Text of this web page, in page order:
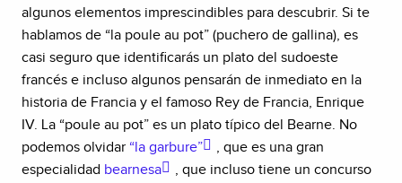
algunos elementos imprescindibles para descubrir. Si te
hablamos de “la poule au pot” (puchero de gallina), es
casi seguro que identificarás un plato del sudoeste
francés e incluso algunos pensarán de inmediato en la
historia de Francia y el famoso Rey de Francia, Enrique
IV. La “poule au pot” es un plato típico del Bearne. No
podemos olvidar “la garbure”
, que es una gran
especialidad bearnesa
, que incluso tiene un concurso